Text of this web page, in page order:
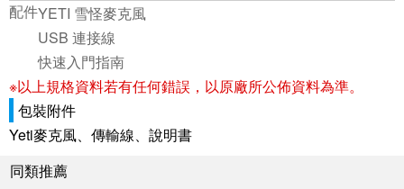
配件YETI 雪怪麥克風
USB 連接線
快速入門指南
※以上規格資料若有任何錯誤，以原廠所公佈資料為準。
包裝附件
Yeti麥克風、傳輸線、說明書
同類推薦